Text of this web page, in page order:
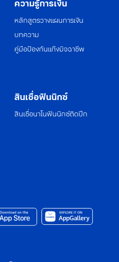
ความรู้การเงิน
หลักสูตรวางแผนการเงิน
บทความ
คู่มือป้องกันแก๊งมิจฉาชีพ
สินเชื่อฟินนิกซ์
สินเชื่อนาโนฟินนิกซ์ติดปีก